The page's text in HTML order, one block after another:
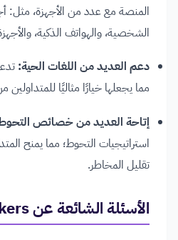
المنصة مع عدد من الأجهزة، مثل:
الشخصية، والهواتف الذكية،
دعم العديد من اللغات الحية:
مما يجعلها خيارًا مثاليًا
إتاحة العديد من خصائص
استراتيجيات التحوط؛ مما يمنح
تقليل المخاطر.
الأسئلة الشائعة عن forex brokers